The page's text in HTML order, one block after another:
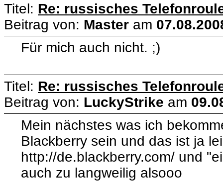
Titel: Re: russisches
Beitrag von: Master am
Für mich auch nicht. ;)
Titel: Re: russisches
Beitrag von: LuckyStrike am
Mein nächstes was ich
Blackberry sein und das ist ja
http://de.blackberry.com/ und
auch zu langweilig alsooo